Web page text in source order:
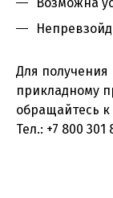
Для
прикладному
обращайтесь
Тел.: +7 800 301